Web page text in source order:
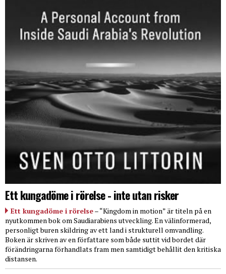
Ett kungadöme i rörelse - inte utan risker
Ett kungadöme i rörelse– “Kingdom in motion” är titeln på en
nyutkommen bok om Saudiarabiens utveckling. En välinformerad,
personligt buren skildring av ett land i strukturell omvandling.
Boken är skriven av en författare som både suttit vid bordet där
förändringarna förhandlats fram men samtidigt behållit den kritiska
distansen.